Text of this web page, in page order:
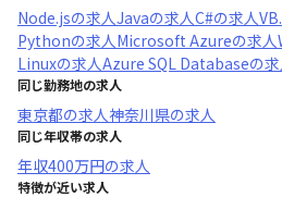
Node.jsの求人Javaの求人C#の求人
Pythonの求人Microsoft Azureの求人
Linuxの求人Azure SQL Databaseの
同じ勤務地の求人
東京都の求人神奈川県の求人
同じ年収帯の求人
年収400万円の求人
特徴が近い求人